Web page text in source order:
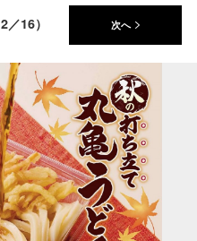
／16） 次へ